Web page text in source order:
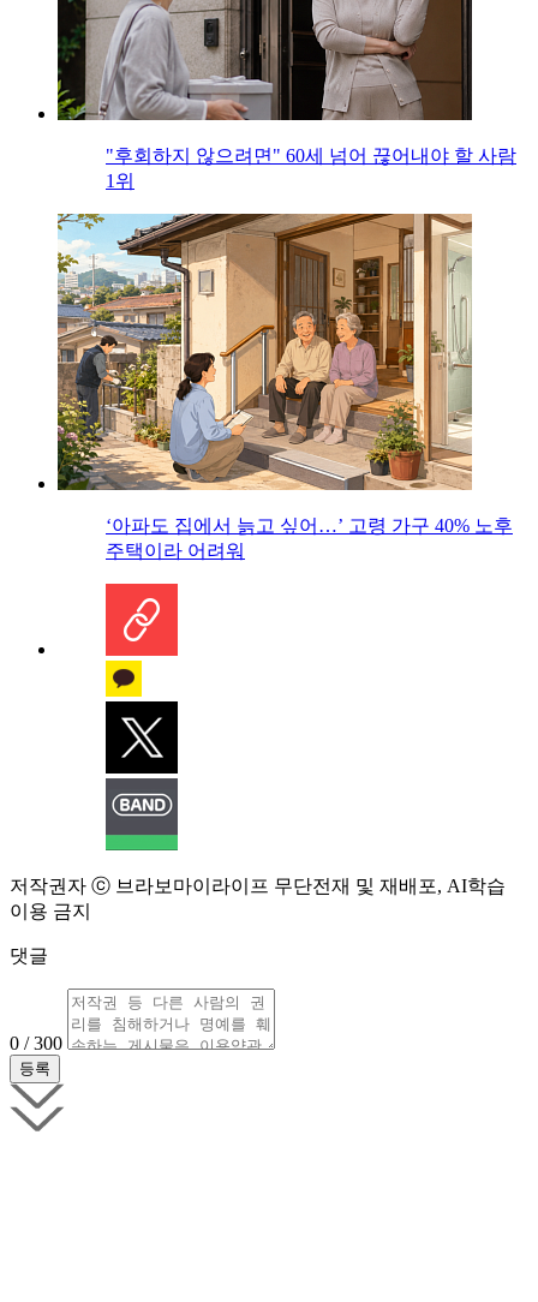
"후회하지 않으려면" 60세 넘어 끊어내야 할 사람
1위
‘아파도 집에서 늙고 싶어…’ 고령 가구 40% 노후
주택이라 어려워
저작권자 ⓒ 브라보마이라이프 무단전재 및 재배포, AI학습
이용 금지
댓글
0 / 300